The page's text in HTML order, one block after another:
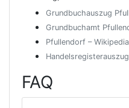
Grundbuchauszug
Grundbuchamt
Pfullendorf – Wikipedia
FAQ